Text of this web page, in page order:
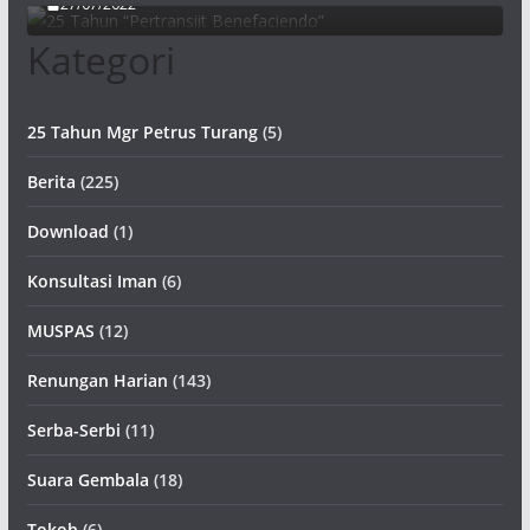
27/07/2022
Kategori
25 Tahun Mgr Petrus Turang(5)
Berita (225)
Download (1)
Konsultasi Iman (6)
MUSPAS (12)
Renungan Harian (143)
Serba-Serbi (11)
Suara Gembala (18)